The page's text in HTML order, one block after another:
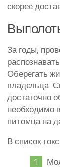
скорее
За годы,
Оберегать
владельца.
достаточно
необходимо
питомца на
В список